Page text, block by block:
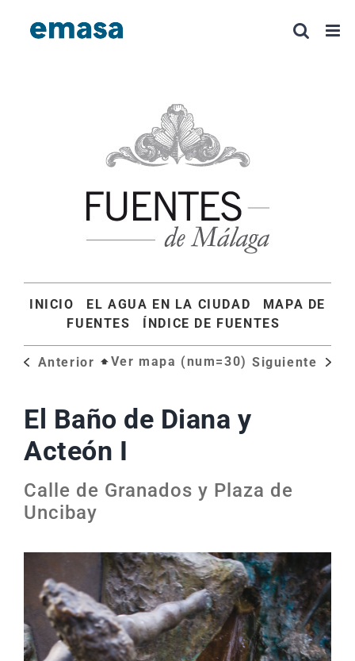
INICIO EL AGUA EN LA CIUDAD
MAPA DE
FUENTES
ÍNDICE DE FUENTES
Anterior Siguiente
Ver mapa (num=30)
El Baño de Diana y
Acteón I
Calle de Granados y Plaza de
Uncibay